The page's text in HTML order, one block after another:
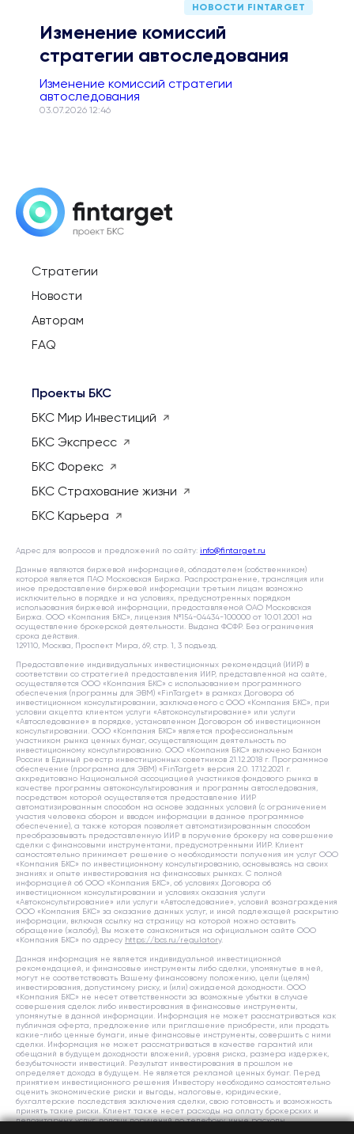
НОВОСТИ FINTARGET
Изменение комиссий
стратегии автоследования
Изменение комиссий стратегии
автоследования
03.07.2026 12:46
Стратегии
Новости
Авторам
FAQ
Проекты БКС
БКС Мир Инвестиций
БКС Экспресс
БКС Форекс
БКС Страхование жизни
БКС Карьера
Адрес для вопросов и предложений по сайту: info@fintarget.ru
Данные являются биржевой информацией, обладателем (собственником)
которой является ПАО Московская Биржа. Распространение, трансляция или
иное предоставление биржевой информации третьим лицам возможно
исключительно в порядке и на условиях, предусмотренных порядком
использования биржевой информации, предоставляемой ОАО Московская
Биржа. ООО «Компания БКС», лицензия №154-04434-100000 от 10.01.2001 на
осуществление брокерской деятельности. Выдана ФСФР. Без ограничения
срока действия.
129110, Москва, Проспект Мира, 69, стр. 1, 3 подъезд.
Предоставление индивидуальных инвестиционных рекомендаций (ИИР) в
соответствии со стратегией предоставления ИИР, представленной на сайте,
осуществляется ООО «Компания БКС» с использованием программного
обеспечения (программы для ЭВМ) «FinTarget» в рамках Договора об
инвестиционном консультировании, заключаемого с ООО «Компания БКС», при
условии акцепта клиентом услуги «Автоконсультирование» или услуги
«Автоследование» в порядке, установленном Договором об инвестиционном
консультировании. ООО «Компания БКС» является профессиональным
участником рынка ценных бумаг, осуществляющим деятельность по
инвестиционному консультированию. ООО «Компания БКС» включено Банком
России в Единый реестр инвестиционных советников 21.12.2018 г. Программное
обеспечение (программа для ЭВМ) «FinTarget» версия 2.0. 17.12.2021 г.
аккредитовано Национальной ассоциацией участников фондового рынка в
качестве программы автоконсультирования и программы автоследования,
посредством которой осуществляется предоставление ИИР
автоматизированным способом на основе заданных условий (с ограничением
участия человека сбором и вводом информации в данное программное
обеспечение), а также которая позволяет автоматизированным способом
преобразовывать предоставленную ИИР в поручение брокеру на совершение
сделки с финансовыми инструментами, предусмотренными ИИР. Клиент
самостоятельно принимает решение о необходимости получения им услуг ООО
«Компания БКС» по инвестиционному консультированию, основываясь на своих
знаниях и опыте инвестирования на финансовых рынках. С полной
информацией об ООО «Компания БКС», об условиях Договора об
инвестиционном консультировании и условиях оказания услуги
«Автоконсультирование» или услуги «Автоследование», условий вознаграждения
ООО «Компания БКС» за оказание данных услуг, и иной подлежащей раскрытию
информации, включая ссылку на страницу на которой можно оставить
обращение (жалобу), Вы можете ознакомиться на официальном сайте ООО
«Компания БКС» по адресу https://bcs.ru/regulatory.
Данная информация не является индивидуальной инвестиционной
рекомендацией, и финансовые инструменты либо сделки, упомянутые в ней,
могут не соответствовать Вашему финансовому положению, цели (целям)
инвестирования, допустимому риску, и (или) ожидаемой доходности. ООО
«Компания БКС» не несет ответственности за возможные убытки в случае
совершения сделок либо инвестирования в финансовые инструменты,
упомянутые в данной информации. Информация не может рассматриваться как
публичная оферта, предложение или приглашение приобрести, или продать
какие-либо ценные бумаги, иные финансовые инструменты, совершить с ними
сделки. Информация не может рассматриваться в качестве гарантий или
обещаний в будущем доходности вложений, уровня риска, размера издержек,
безубыточности инвестиций. Результат инвестирования в прошлом не
определяет дохода в будущем. Не является рекламой ценных бумаг. Перед
принятием инвестиционного решения Инвестору необходимо самостоятельно
оценить экономические риски и выгоды, налоговые, юридические,
бухгалтерские последствия заключения сделки, свою готовность и возможность
принять такие риски. Клиент также несет расходы на оплату брокерских и
депозитарных услуг, подачи поручений по телефону, иные расходы,